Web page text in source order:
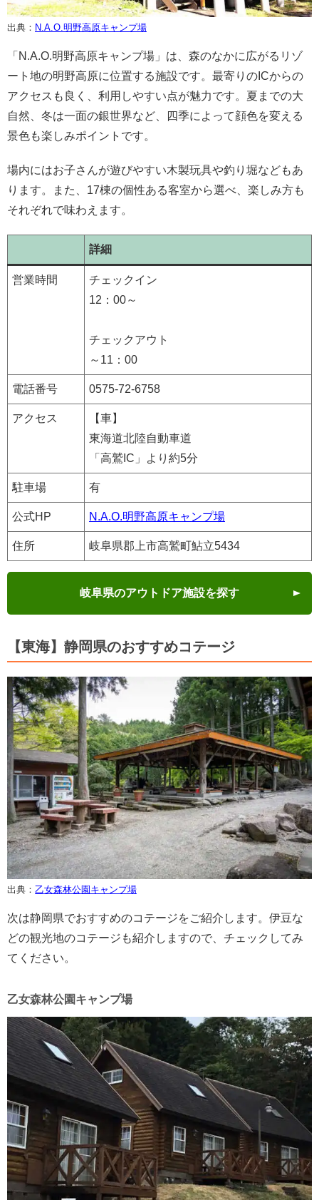
出典： N.A.O.明野高原キャンプ場
「N.A.O.明野高原キャンプ場」は、森のなかに広がるリゾ
ート地の明野高原に位置する施設です。最寄りのICからの
アクセスも良く、利用しやすい点が魅力です。夏までの大
自然、冬は一面の銀世界など、四季によって顔色を変える
景色も楽しみポイントです。
場内にはお子さんが遊びやすい木製玩具や釣り堀などもあ
ります。また、17棟の個性ある客室から選べ、楽しみ方も
それぞれで味わえます。
詳細
営業時間
チェックイン
12：00～
チェックアウト
～11：00
電話番号 0575-72-6758
アクセス
【車】
東海道北陸自動車道
「高鷲IC」より約5分
駐車場 有
公式HP N.A.O.明野高原キャンプ場
住所 岐阜県郡上市高鷲町鮎立5434
岐阜県のアウトドア施設を探す
【東海】静岡県のおすすめコテージ
出典： 乙女森林公園キャンプ場
次は静岡県でおすすめのコテージをご紹介します。伊豆な
どの観光地のコテージも紹介しますので、チェックしてみ
てください。
乙女森林公園キャンプ場